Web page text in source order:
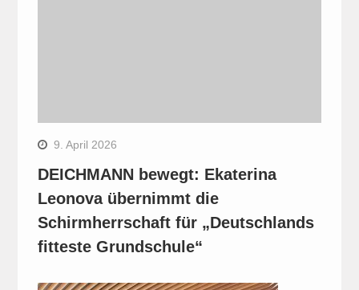
9. April 2026
DEICHMANN bewegt: Ekaterina
Leonova übernimmt die
Schirmherrschaft für „Deutschlands
fitteste Grundschule“